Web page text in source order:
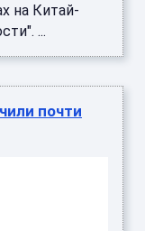
на Китай-
...
почти